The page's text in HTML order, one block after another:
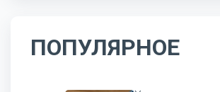
ПОПУЛЯРНОЕ